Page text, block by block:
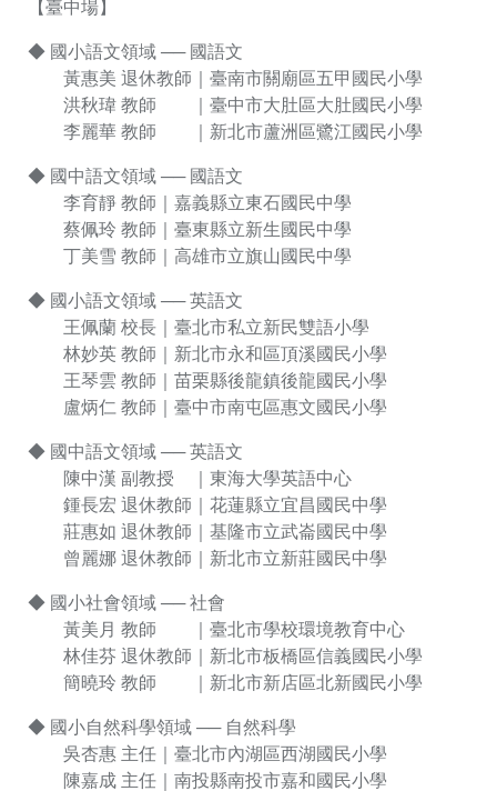
【臺中場】
◆ 國小語文領域 ── 國語文
黃惠美 退休教師｜臺南市關廟區五甲國民小學
洪秋瑋 教師 ｜臺中市大肚區大肚國民小學
李麗華 教師 ｜新北市蘆洲區鷺江國民小學
◆ 國中語文領域 ── 國語文
李育靜 教師｜嘉義縣立東石國民中學
蔡佩玲 教師｜臺東縣立新生國民中學
丁美雪 教師｜高雄市立旗山國民中學
◆ 國小語文領域 ── 英語文
王佩蘭 校長｜臺北市私立新民雙語小學
林妙英 教師｜新北市永和區頂溪國民小學
王琴雲 教師｜苗栗縣後龍鎮後龍國民小學
盧炳仁 教師｜臺中市南屯區惠文國民小學
◆ 國中語文領域 ── 英語文
陳中漢 副教授 ｜東海大學英語中心
鍾長宏 退休教師｜花蓮縣立宜昌國民中學
莊惠如 退休教師｜基隆市立武崙國民中學
曾麗娜 退休教師｜新北市立新莊國民中學
◆ 國小社會領域 ── 社會
黃美月 教師 ｜臺北市學校環境教育中心
林佳芬 退休教師｜新北市板橋區信義國民小學
簡曉玲 教師 ｜新北市新店區北新國民小學
◆ 國小自然科學領域 ── 自然科學
吳杏惠 主任｜臺北市內湖區西湖國民小學
陳嘉成 主任｜南投縣南投市嘉和國民小學